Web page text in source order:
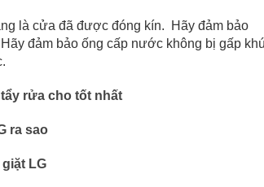
là cửa đã được đóng kín. Hãy đảm bảo
đảm bảo ống cấp nước không bị gấp
rửa cho tốt nhất
ra sao
LG